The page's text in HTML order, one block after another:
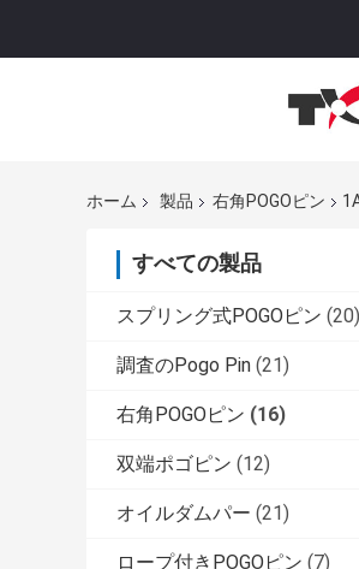
ホーム 製品 右角POGOピン
すべての製品
スプリング式POGOピン (20)
調査のPogo Pin (21)
右角POGOピン (16)
双端ポゴピン (12)
オイルダムパー (21)
ロープ付きPOGOピン (7)